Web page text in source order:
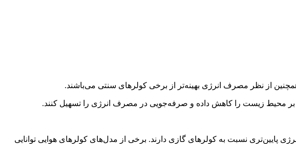
از نظر مصرف انرژی بهینه‌تر از برخی کولرهای سنتی می‌باشند.
بر محیط زیست را کاهش داده و صرفه‌جویی در مصرف انرژی را تسهیل کنند.
پایین‌تری نسبت به کولرهای گازی دارند. برخی از مدل‌های کولرهای هوایی توانایی